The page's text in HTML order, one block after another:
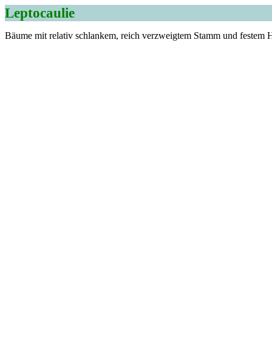
Leptocaulie
Bäume mit relativ schlankem, reich verzweigtem Stamm und festem